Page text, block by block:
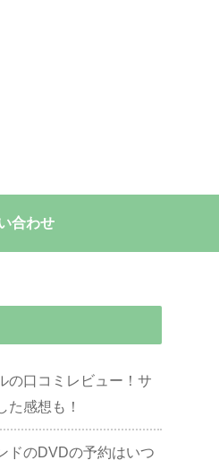
合わせ
の口コミレビュー！サ
た感想も！
ドのDVDの予約はいつ